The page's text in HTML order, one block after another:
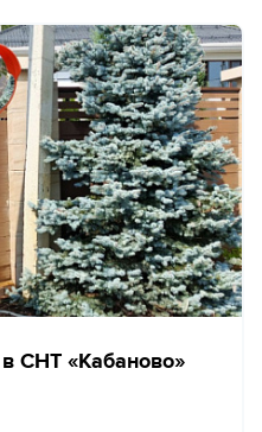
СНТ «Кабаново»